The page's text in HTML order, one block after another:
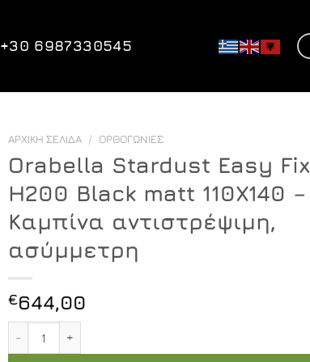
+30 6987330545
ΑΡΧΙΚΉ ΣΕΛΊΔΑ / ΟΡΘΟΓΏΝΙΕΣ
Orabella Stardust Easy Fix
H200 Black matt 110X140 –
Καμπίνα αντιστρέψιμη,
ασύμμετρη
€644,00